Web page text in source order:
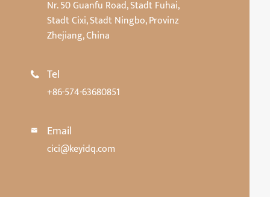
Nr. 50 Guanfu Road, Stadt Fuhai,
Stadt Cixi, Stadt Ningbo, Provinz
Zhejiang, China
 Tel
+86-574-63680851
 Email
cici@keyidq.com